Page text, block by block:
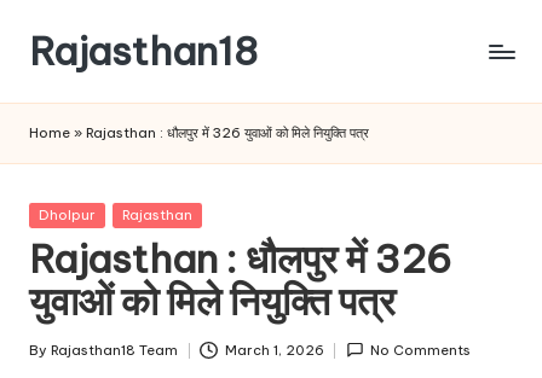
content
Rajasthan18
is
most
watched
and
most
Home » Rajasthan : धौलपुर में 326 युवाओं को मिले नियुक्ति पत्र
Posted
Dholpur Rajasthan
Rajasthan : धौलपुर में 326
युवाओं को मिले नियुक्ति पत्र
Posted
By Rajasthan18 Team March 1, 2026 No Comments